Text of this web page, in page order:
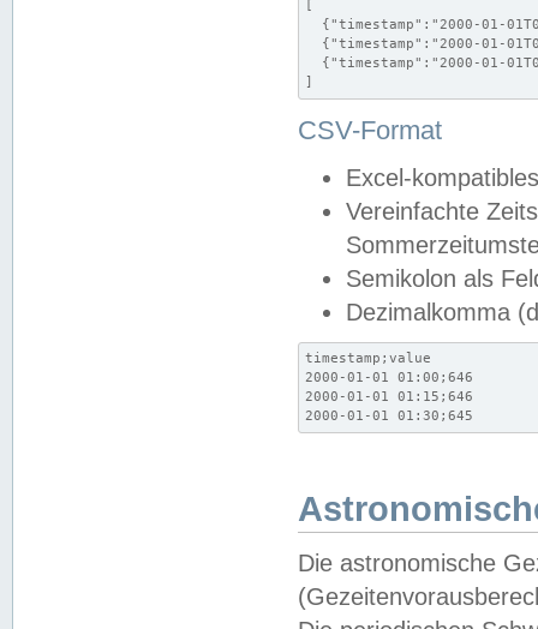
[
{"timestamp":"2000-01-
{"timestamp":"2000-01-
{"timestamp":"2000-01-
]
CSV-Format
Excel-
Vereinfachte
Semikolon als
Dezimalkomma
timestamp;value
2000-01-01 01:00;646
2000-01-01 01:15;646
2000-01-01 01:30;645
Die astronomische